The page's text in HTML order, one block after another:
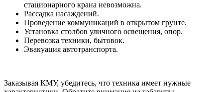
стационарного крана невозможна.
Рассадка насаждений.
Проведение коммуникаций в открытом грунте.
Установка столбов уличного освещения, опор.
Перевозка техники, бытовок.
Эвакуация автотранспорта.
Заказывая КМУ, убедитесь, что техника имеет нужные